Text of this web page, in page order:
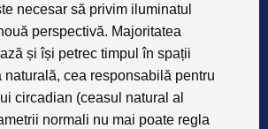
necesar să privim iluminatul
perspectivă. Majoritatea
și își petrec timpul în spații
cea responsabilă pentru
circadian (ceasul natural al
normali nu mai poate regla